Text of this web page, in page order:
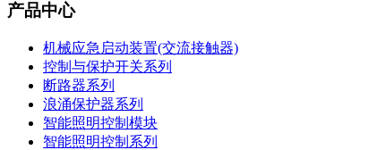
产品中心
机械应急启动装置(交流接触器)
控制与保护开关系列
断路器系列
浪涌保护器系列
智能照明控制模块
智能照明控制系列